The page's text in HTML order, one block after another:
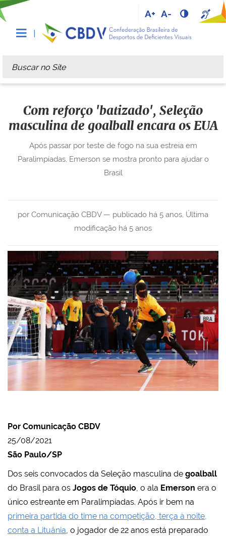
A+ A-
Busca
Busca Avançada…
Com reforço 'batizado', Seleção
masculina de goalball encara os EUA
por Comunicação CBDV — publicado há 5 anos, Última
modificação há 5 anos
Após passar por teste de fogo na sua estreia em
Paralimpíadas, Emerson se mostra pronto para ajudar o
Brasil
Por Comunicação CBDV
25/08/2021
São Paulo/SP
Dos seis convocados da Seleção masculina de goalball
do Brasil para os Jogos de Tóquio, o ala Emerson era o
único estreante em Paralimpíadas. Após ir bem na
primeira partida do time na competição, terça à noite,
conta a Lituânia, o jogador de 22 anos está preparado